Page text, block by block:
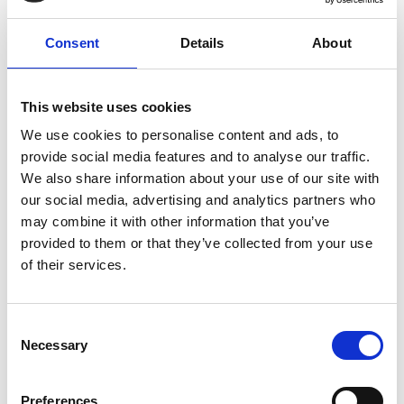
Consent Details About
This website uses cookies
We use cookies to personalise content and ads, to
provide social media features and to analyse our traffic.
We also share information about your use of our site with
our social media, advertising and analytics partners who
may combine it with other information that you’ve
provided to them or that they’ve collected from your use
of their services.
Selection
Necessary
Preferences
Esperienze iper-personalizzate e il target
organicache prescinde dai programmi formali. Non si
premia più il volume, ma la qualità della relazione e
l'attenzione alla
salute finanziariadel consumatore.
Questa domanda è spinta dagliUnder 35: secondo il
Forum per la Finanza Sostenibile, l’80% dei giovani
risparmia con regolarità e l’81% predilige un approccio
prudente. Sebbene il 28% si informi sui social, il54%
cercare la rassicurazione della banca per le decisioni finali.
Utilizzare idati comportamentali
consulenza che rifletta i suoi valori, come la sostenibilità
La smaterializzazione della fiducia e lo